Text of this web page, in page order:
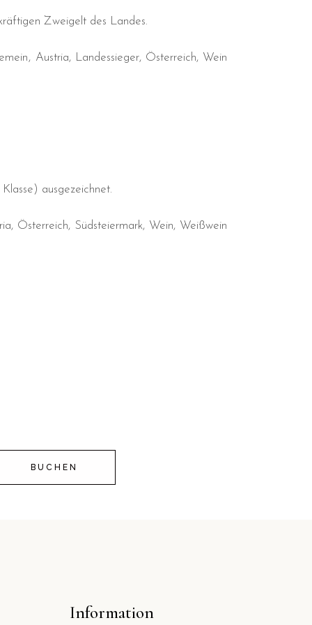
Zweigelt des Landes.
Austria Landessieger Österreich Wein
ausgezeichnet.
Österreich Südsteiermark Wein Weißwein
BUCHEN
Information